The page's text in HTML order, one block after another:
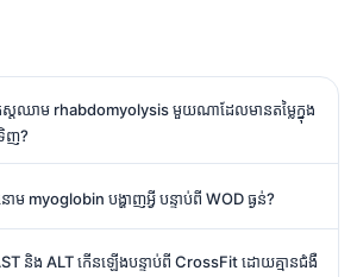
េស្តឈាម rhabdomyolysis មួយណាដែលមានតម្លៃក្នុង
ទិញ?
ោម myoglobin បង្ហាញអ្វី បន្ទាប់ពី WOD ធ្ងន់?
និង ALT កើនឡើងបន្ទាប់ពី CrossFit ដោយគ្មានជំងឺ